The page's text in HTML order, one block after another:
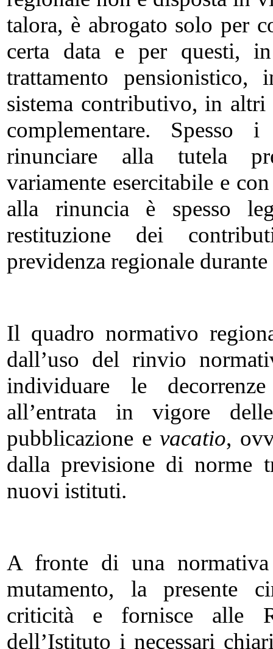
talora, è abrogato solo per
certa data e per questi,
trattamento
sistema contributivo, in
complementare. Spesso
rinunciare alla tutela
variamente esercitabile e
alla rinuncia è spesso
restituzione dei
previdenza regionale
Il quadro normativo
dall’uso del rinvio
individuare le
all’entrata in vigore
pubblicazione evacatio,
dalla previsione di norme
nuovi istituti.
A fronte di una
mutamento, la presente
criticità e fornisce alle
dell’Istituto i necessari